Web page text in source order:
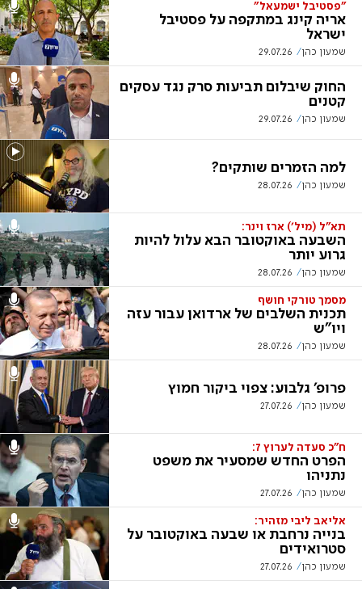
"פסטיבל ישמעאל"
אריה קינג במתקפה על פסטיבל
ישראל
שמעון כהן 29.07.26
החוק שיבלום תביעות סרק נגד עסקים
קטנים
שמעון כהן 29.07.26
למה הזמרים שותקים?
שמעון כהן 28.07.26
תא"ל (מיל') ארז וינר:
השבעה באוקטובר הבא עלול להיות
גרוע יותר
שמעון כהן 28.07.26
מסמך טורקי חושף
תכנית השלבים של ארדואן עבור עזה
ויו"ש
שמעון כהן 28.07.26
פרופ' גלבוע: צפוי ביקור חמוץ
שמעון כהן 27.07.26
ח"כ סעדה לערוץ 7:
הפרט החדש שמסעיר את משפט
נתניהו
שמעון כהן 27.07.26
אליאב ליבי מזהיר:
בנייה נרחבת או שבעה באוקטובר על
סטרואידים
שמעון כהן 27.07.26